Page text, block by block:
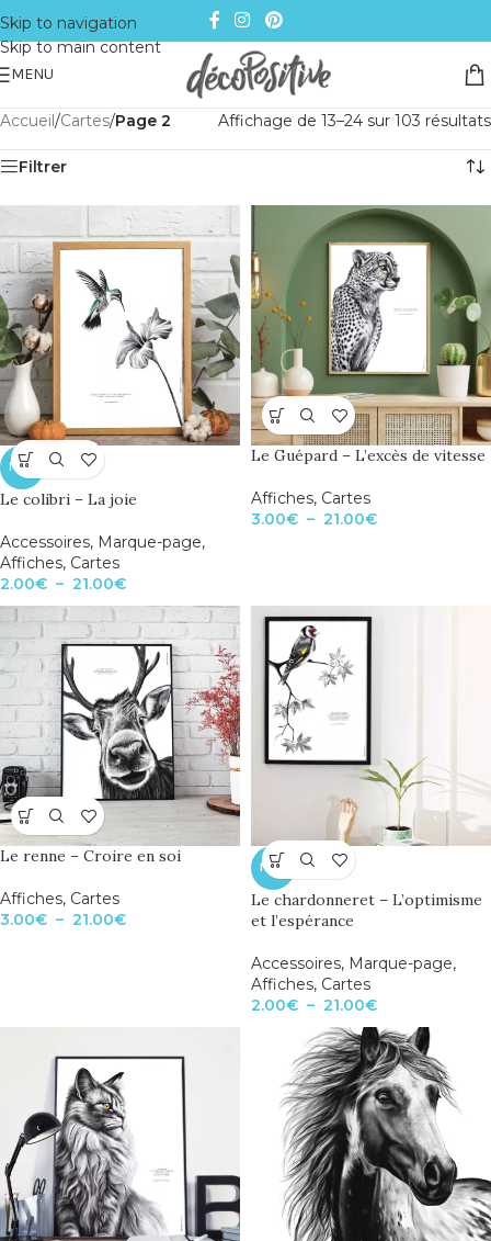
Skip to navigation
Skip to main content
MENU
Accueil/Cartes/Page 2 Affichage de 13–24 sur 103 résultats
Filtrer
NEW
Le colibri – La joie
Accessoires, Marque-page,
Affiches, Cartes
2.00€ – 21.00€
Le Guépard – L’excès de vitesse
Affiches, Cartes
3.00€ – 21.00€
Le renne – Croire en soi
Affiches, Cartes
3.00€ – 21.00€
NEW
Le chardonneret – L’optimisme
et l’espérance
Accessoires, Marque-page,
Affiches, Cartes
2.00€ – 21.00€